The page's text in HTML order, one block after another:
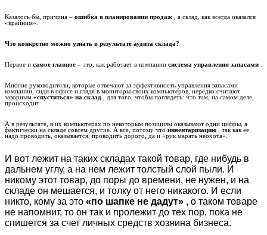
Казалось бы, причина – ошибка в планировании продаж
, а склад, как всегда оказался
«крайним».
Что конкретно можно узнать в результате аудита склада?
Первое и самое главное – это, как работает в компании система управления запасами
Многие руководители, которые отвечают за эффективность управления запасами
компании, сидя в офисе и глядя в мониторы своих компьютеров, нередко считают
зазорным«спуститься» на склад
, для того, чтобы поглядеть: что там, на самом деле,
происходит.
А в результате, в их компьютерах по некоторым позициям оказывают одни цифры, а
фактически на складе совсем другие. А все, потому что инвентаризацию
, так как ее
надо проводить, оказывается, проводить дорого, да и «рук марать неохота».
И вот лежит на таких складах такой товар, где нибудь в
дальнем углу, а на нем лежит толстый слой пыли. И
никому этот товар, до поры до времени, не нужен, и на
складе он мешается, и толку от него никакого. И если
никто, кому за это «по шапке не дадут» , о таком товаре
не напомнит, то он так и пролежит до тех пор, пока не
спишется за счет личных средств хозяина бизнеса.